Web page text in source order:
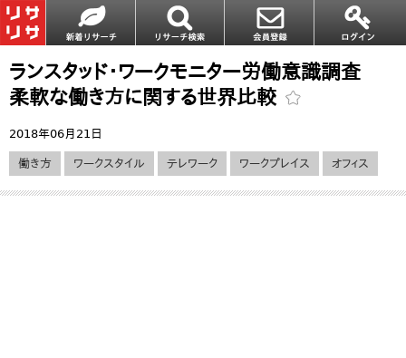
ランスタッド・ワークモニター労働意識調査
柔軟な働き方に関する世界比較
2018年06月21日
働き方 ワークスタイル テレワーク ワークプレイス オフィス